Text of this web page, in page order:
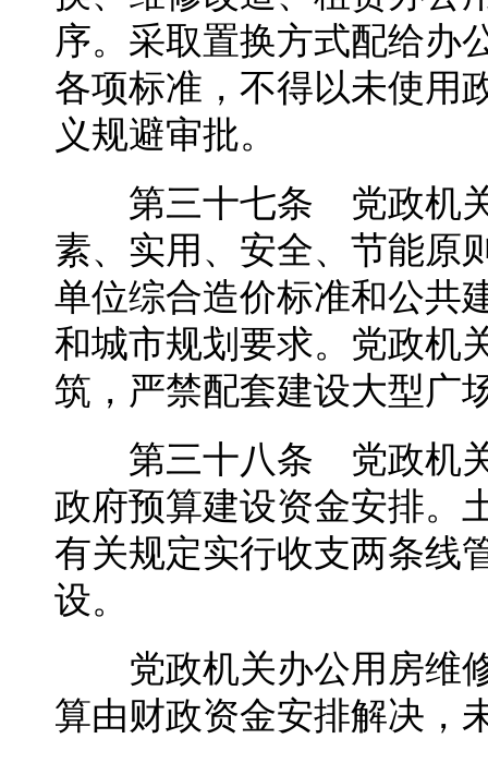
序。采取置换方式配给办
各项标准，不得以未使用
义规避审批。
第三十七条 党政机关
素、实用、安全、节能原
单位综合造价标准和公共
和城市规划要求。党政机
筑，严禁配套建设大型广
第三十八条 党政机关
政府预算建设资金安排。
有关规定实行收支两条线
设。
党政机关办公用房维修
算由财政资金安排解决，